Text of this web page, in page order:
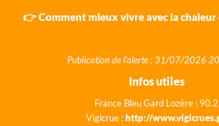
👉 Comment mieux vivre avec la chaleur
Publication de l'alerte : 31/07/2026
Infos utiles
France Bleu Gard Lozère :
Vigicrue :http://